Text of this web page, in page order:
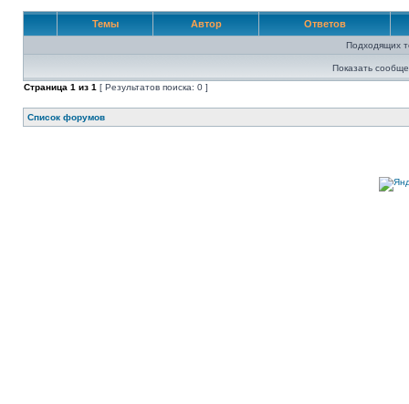
Темы Автор Ответов
Подходящих
Показать
Страница 1 из 1 [ Результатов поиска: 0 ]
Список форумов